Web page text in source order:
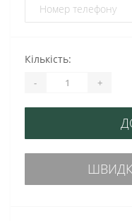
Кількість:
- +